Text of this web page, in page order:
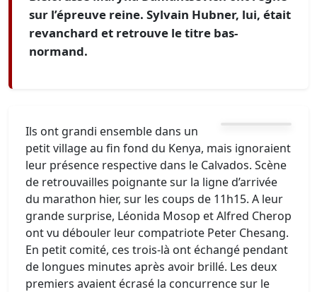
sur l’épreuve reine. Sylvain Hubner, lui, était
revanchard et retrouve le titre bas-
normand.
Ils ont grandi ensemble dans un
petit village au fin fond du Kenya, mais ignoraient
leur présence respective dans le Calvados. Scène
de retrouvailles poignante sur la ligne d’arrivée
du marathon hier, sur les coups de 11h15. A leur
grande surprise, Léonida Mosop et Alfred Cherop
ont vu débouler leur compatriote Peter Chesang.
En petit comité, ces trois-là ont échangé pendant
de longues minutes après avoir brillé. Les deux
premiers avaient écrasé la concurrence sur le